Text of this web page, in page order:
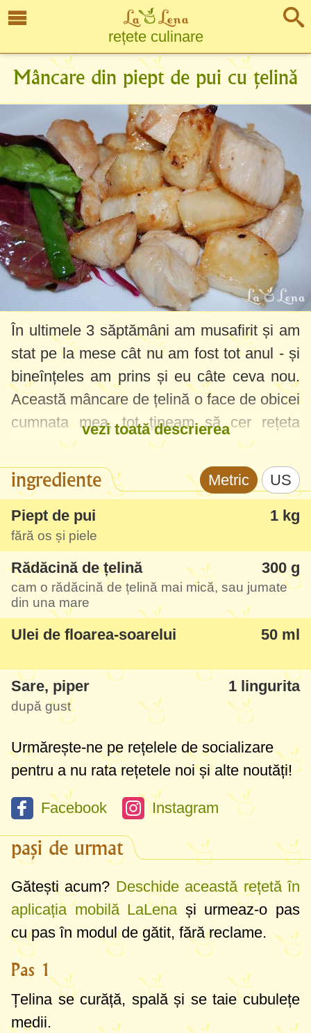
rețete culinare
Mâncare din piept de pui cu țelină
În ultimele 3 săptămâni am musafirit și am
stat pe la mese cât nu am fost tot anul - și
bineînțeles am prins și eu câte ceva nou.
Această mâncare de țelină o face de obicei
cumnata mea, tot țineam să cer rețeta
pentru că ne-a impresionat f.mult.
Niciodată nu am crezut că țelina poate
avea așa un gust perfect - Sofia mânca
"cartofi" și nu și-a dat seama că de fapt era
țelină. Soțului i-am făcut-o deja de 2 ori
într-o săptămână.
Toți de obicei cred că este o mâncare de
cartofi mai aromată, mai greu ghicesc că
este țelină. Un plus este că țelina nu
conține caloriile cartofului. Așa că
recomand să aveți în vedere rețeta nu
numai pentru diversificare dar și dacă țineți
Puteți folosi și carne de porc(de fapt așa a
fost rețeta originală), dar mai fragedă și să
se facă mai repede - gen mușchiuleț sau
cotlet. Am improvizat acasă cu pieptul de
pui și ne-a plăcut mai mult decât cu porc.
vezi toată descrierea
ingrediente Metric US
Piept de pui 1 kg
fără os și piele
Rădăcină de țelină 300 g
cam o rădăcină de țelină mai mică, sau jumate
din una mare
Ulei de floarea-soarelui 50 ml
Sare, piper 1 lingurita
după gust
Urmărește-ne pe rețelele de socializare
pentru a nu rata rețetele noi și alte noutăți!
Facebook Instagram
pași de urmat
Gătești acum? Deschide această rețetă în
aplicația mobilă LaLena și urmeaz-o pas
cu pas în modul de gătit, fără reclame.
Pas 1
Țelina se curăță, spală și se taie cubulețe
medii.